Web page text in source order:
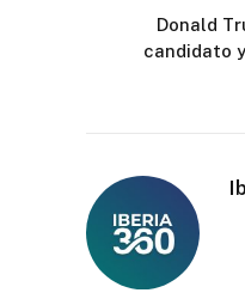
Donald
candidato